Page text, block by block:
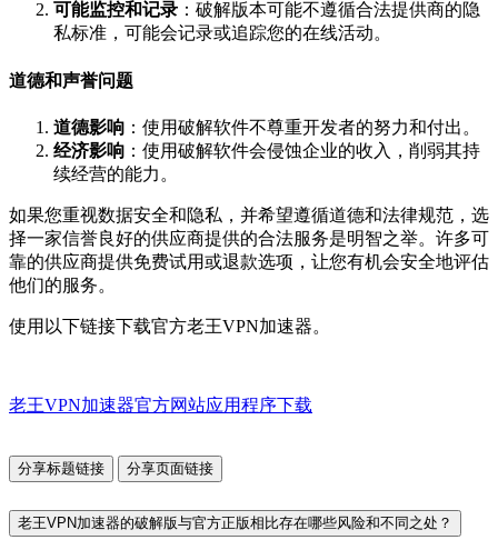
可能监控和记录 ：破解版本可能不遵循合法提供商的隐
私标准，可能会记录或追踪您的在线活动。
道德和声誉问题
道德影响 ：使用破解软件不尊重开发者的努力和付出。
经济影响 ：使用破解软件会侵蚀企业的收入，削弱其持
续经营的能力。
如果您重视数据安全和隐私，并希望遵循道德和法律规范，选
择一家信誉良好的供应商提供的合法服务是明智之举。许多可
靠的供应商提供免费试用或退款选项，让您有机会安全地评估
他们的服务。
使用以下链接下载官方老王VPN加速器。
老王VPN加速器官方网站应用程序下载
分享标题链接 分享页面链接
老王VPN加速器的破解版与官方正版相比存在哪些风险和不同之处？